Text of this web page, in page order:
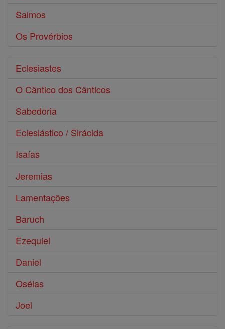
Salmos
Os Provérbios
Eclesiastes
O Cântico dos Cânticos
Sabedoria
Eclesiástico / Sirácida
Isaías
Jeremias
Lamentações
Baruch
Ezequiel
Daniel
Oséias
Joel